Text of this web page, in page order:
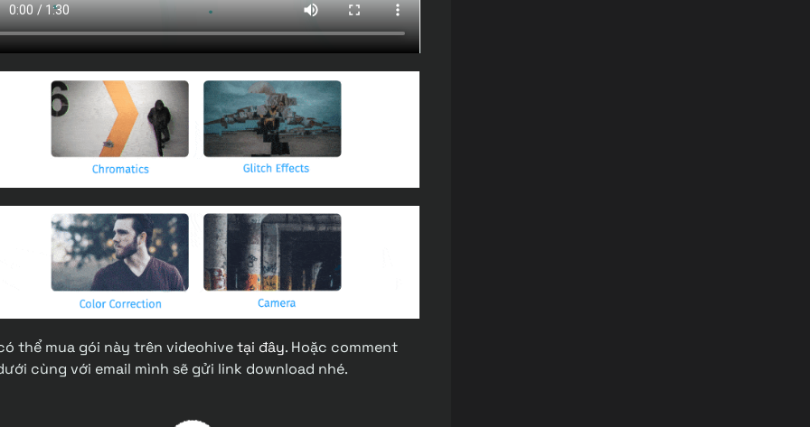
thể mua gói này trên videohivetại đây. Hoặc comment
cùng với email mình sẽ gửi link download nhé.